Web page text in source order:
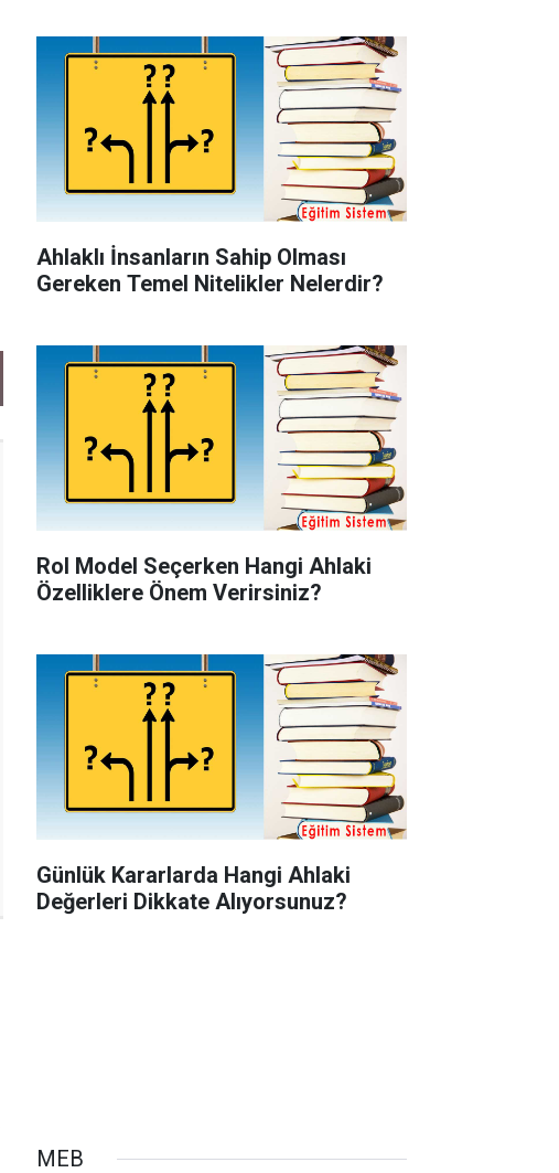
Ahlaklı İnsanların Sahip Olması
Gereken Temel Nitelikler Nelerdir?
Rol Model Seçerken Hangi Ahlaki
Özelliklere Önem Verirsiniz?
Günlük Kararlarda Hangi Ahlaki
Değerleri Dikkate Alıyorsunuz?
MEB